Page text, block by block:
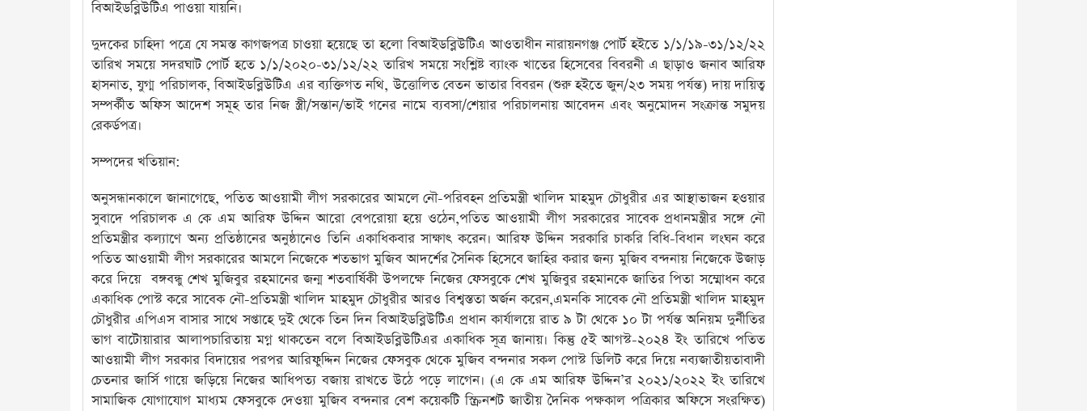
বিআইডব্লিউটিএ পাওয়া যায়নি।
দুদকের চাহিদা পত্রে যে সমস্ত কাগজপত্র চাওয়া হয়েছে তা হলো বিআইডব্লিউটিএ আওতাধীন নারায়নগঞ্জ পোর্ট হইতে ১/১/১৯-৩১/১২/২২
তারিখ সময়ে সদরঘাট পোর্ট হতে ১/১/২০২০-৩১/১২/২২ তারিখ সময়ে সংশ্লিষ্ট ব্যাংক খাতের হিসেবের বিবরনী এ ছাড়াও জনাব আরিফ
হাসনাত, যুগ্ম পরিচালক, বিআইডব্লিউটিএ এর ব্যক্তিগত নথি, উত্তোলিত বেতন ভাতার বিবরন (শুরু হইতে জুন/২৩ সময় পর্যন্ত) দায় দায়িত্ব
সম্পর্কীত অফিস আদেশ সমূহ তার নিজ স্ত্রী/সন্তান/ভাই গনের নামে ব্যবসা/শেয়ার পরিচালনায় আবেদন এবং অনুমোদন সংক্রান্ত সমুদয়
রেকর্ডপত্র।
সম্পদের খতিয়ান:
অনুসন্ধানকালে জানাগেছে, পতিত আওয়ামী লীগ সরকারের আমলে নৌ-পরিবহন প্রতিমন্ত্রী খালিদ মাহমুদ চৌধুরীর এর আস্থাভাজন হওয়ার
সুবাদে পরিচালক এ কে এম আরিফ উদ্দিন আরো বেপরোয়া হয়ে ওঠেন,পতিত আওয়ামী লীগ সরকারের সাবেক প্রধানমন্ত্রীর সঙ্গে নৌ
প্রতিমন্ত্রীর কল্যাণে অন্য প্রতিষ্ঠানের অনুষ্ঠানেও তিনি একাধিকবার সাক্ষাৎ করেন। আরিফ উদ্দিন সরকারি চাকরি বিধি-বিধান লংঘন করে
পতিত আওয়ামী লীগ সরকারের আমলে নিজেকে শতভাগ মুজিব আদর্শের সৈনিক হিসেবে জাহির করার জন্য মুজিব বন্দনায় নিজেকে উজাড়
করে দিয়ে বঙ্গবন্ধু শেখ মুজিবুর রহমানের জন্ম শতবার্ষিকী উপলক্ষে নিজের ফেসবুকে শেখ মুজিবুর রহমানকে জাতির পিতা সম্মোধন করে
একাধিক পোস্ট করে সাবেক নৌ-প্রতিমন্ত্রী খালিদ মাহমুদ চৌধুরীর আরও বিশ্বস্ততা অর্জন করেন,এমনকি সাবেক নৌ প্রতিমন্ত্রী খালিদ মাহমুদ
চৌধুরীর এপিএস বাসার সাথে সপ্তাহে দুই থেকে তিন দিন বিআইডব্লিউটিএ প্রধান কার্যালয়ে রাত ৯ টা থেকে ১০ টা পর্যন্ত অনিয়ম দুর্নীতির
ভাগ বাটোয়ারার আলাপচারিতায় মগ্ন থাকতেন বলে বিআইডব্লিউটিএর একাধিক সূত্র জানায়। কিন্তু ৫ই আগস্ট-২০২৪ ইং তারিখে পতিত
আওয়ামী লীগ সরকার বিদায়ের পরপর আরিফুদ্দিন নিজের ফেসবুক থেকে মুজিব বন্দনার সকল পোস্ট ডিলিট করে দিয়ে নব্যজাতীয়তাবাদী
চেতনার জার্সি গায়ে জড়িয়ে নিজের আধিপত্য বজায় রাখতে উঠে পড়ে লাগেন। (এ কে এম আরিফ উদ্দিন’র ২০২১/২০২২ ইং তারিখে
সামাজিক যোগাযোগ মাধ্যম ফেসবুকে দেওয়া মুজিব বন্দনার বেশ কয়েকটি স্ক্রিনশট জাতীয় দৈনিক পক্ষকাল পত্রিকার অফিসে সংরক্ষিত)